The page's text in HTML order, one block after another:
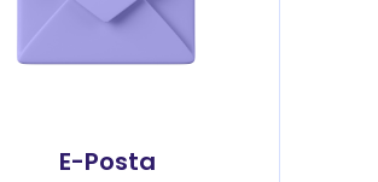
E-Posta